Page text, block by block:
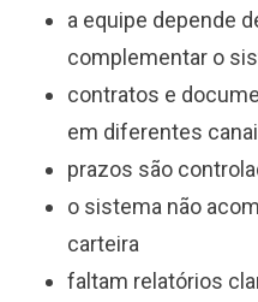
a equipe depende
complementar o
contratos e
em diferentes
prazos são
o sistema não
carteira
faltam relatórios